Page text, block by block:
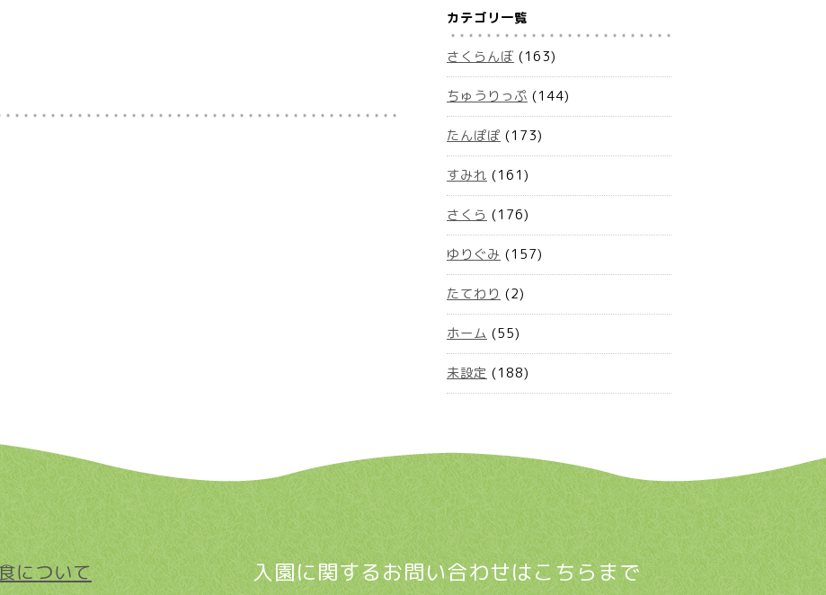
カテゴリ一覧
さくらんぼ (163)
ちゅうりっぷ (144)
たんぽぽ (173)
すみれ (161)
さくら (176)
ゆりぐみ (157)
たてわり (2)
ホーム (55)
未設定 (188)
について 入園に関するお問い合わせはこちらまで